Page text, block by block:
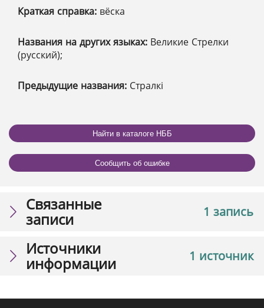
Краткая справка: вёска
Названия на других языках: Великие Стрелки
(русский);
Предыдущие названия: Стралкі
Найти в каталоге НББ
Сообщить об ошибке
1 запись
Связанные
записи
1 источник
Источники
информации